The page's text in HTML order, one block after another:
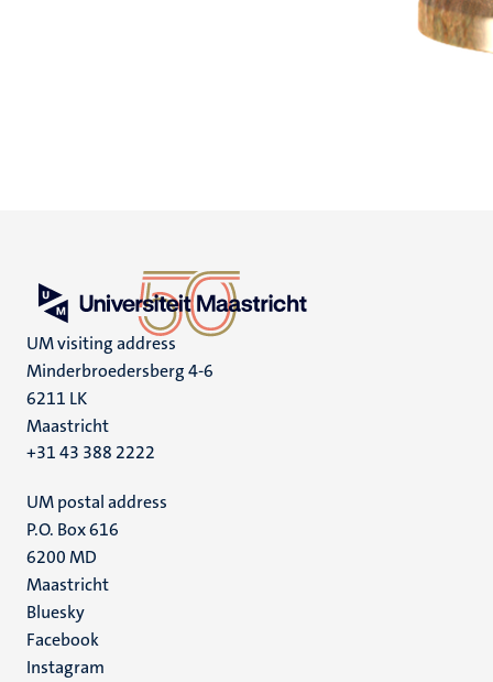
UM visiting address
Minderbroedersberg 4-6
6211 LK
Maastricht
+31 43 388 2222
UM postal address
P.O. Box 616
6200 MD
Maastricht
Social
media
Bluesky
Facebook
Instagram